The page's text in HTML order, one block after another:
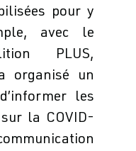
pour y
avec le
PLUS,
organisé un
les
la COVID-